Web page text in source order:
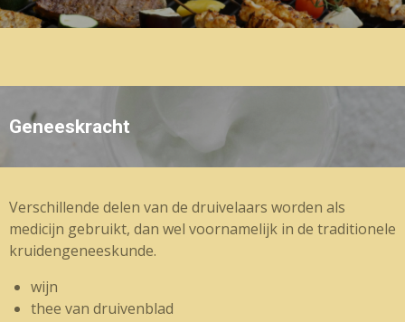
Geneeskracht
Verschillende delen van de druivelaars worden als
medicijn gebruikt, dan wel voornamelijk in de traditionele
kruidengeneeskunde.
wijn
thee van druivenblad